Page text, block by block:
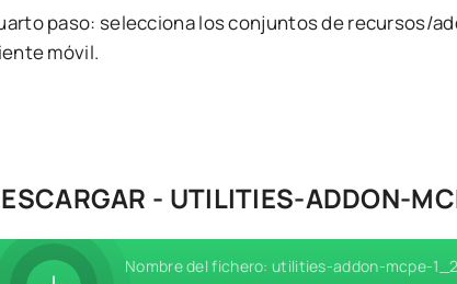
paso: selecciona los conjuntos de recursos/
móvil.
- UTILITIES-ADDON-
Nombre del fichero: utilities-addon-mcpe-